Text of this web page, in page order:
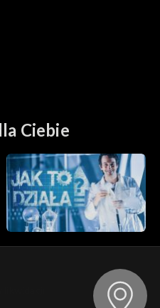
Ciebie